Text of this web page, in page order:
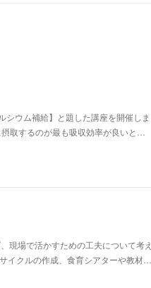
シウム補給】と題した講座を開催しま
取するのが最も吸収効率が良いと…
現場で活かすための工夫について考え
イクルの作成、食育シアターや教材…